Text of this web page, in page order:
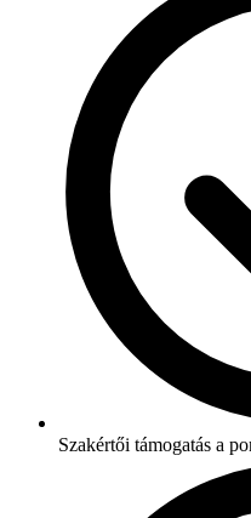
Szakértői támogatás a